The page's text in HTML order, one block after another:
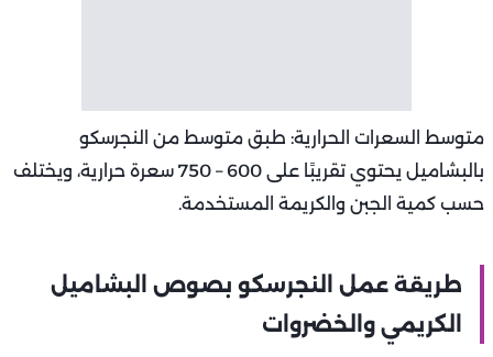
متوسط السعرات الحرارية: طبق متوسط من النجرسكو
بالبشاميل يحتوي تقريبًا على 600 – 750 سعرة حرارية، ويختلف
حسب كمية الجبن والكريمة المستخدمة.
طريقة عمل النجرسكو بصوص البشاميل
الكريمي والخضروات